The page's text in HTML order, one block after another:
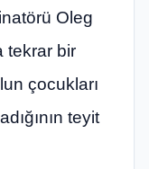
Oleg
tekrar bir
çocukları
teyit